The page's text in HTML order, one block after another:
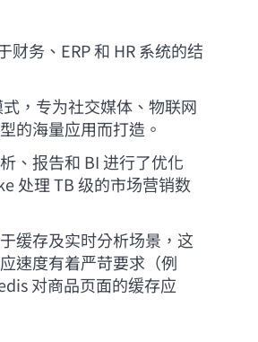
财务、ERP 和 HR 系统的结
，专为社交媒体、物联网
的海量应用而打造。
、报告和 BI 进行了优化
处理 TB 级的市场营销数
缓存及实时分析场景，这
速度有着严苛要求（例
对商品页面的缓存应